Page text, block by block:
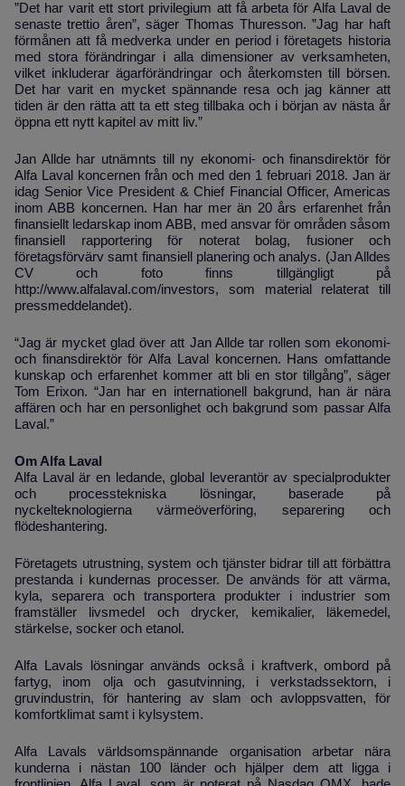
”Det har varit ett stort privilegium att få arbeta för Alfa Laval de
senaste trettio åren”, säger Thomas Thuresson. ”Jag har haft
förmånen att få medverka under en period i företagets historia
med stora förändringar i alla dimensioner av verksamheten,
vilket inkluderar ägarförändringar och återkomsten till börsen.
Det har varit en mycket spännande resa och jag känner att
tiden är den rätta att ta ett steg tillbaka och i början av nästa år
öppna ett nytt kapitel av mitt liv.”
Jan Allde har utnämnts till ny ekonomi- och finansdirektör för
Alfa Laval koncernen från och med den 1 februari 2018. Jan är
idag Senior Vice President & Chief Financial Officer, Americas
inom ABB koncernen. Han har mer än 20 års erfarenhet från
finansiellt ledarskap inom ABB, med ansvar för områden såsom
finansiell rapportering för noterat bolag, fusioner och
företagsförvärv samt finansiell planering och analys. (Jan Alldes
CV och foto finns tillgängligt på
http://www.alfalaval.com/investors, som material relaterat till
pressmeddelandet).
“Jag är mycket glad över att Jan Allde tar rollen som ekonomi-
och finansdirektör för Alfa Laval koncernen. Hans omfattande
kunskap och erfarenhet kommer att bli en stor tillgång”, säger
Tom Erixon. “Jan har en internationell bakgrund, han är nära
affären och har en personlighet och bakgrund som passar Alfa
Laval.”
Om Alfa Laval
Alfa Laval är en ledande,global leverantör av specialprodukter
och processtekniska lösningar, baserade på
nyckelteknologierna värmeöverföring, separering och
flödeshantering.
Företagets utrustning, system och tjänster bidrar till att förbättra
prestanda i kundernas processer. De används för att värma,
kyla, separera och transportera produkter i industrier som
framställer livsmedel och drycker, kemikalier, läkemedel,
stärkelse, socker och etanol.
Alfa Lavals lösningar används också i kraftverk, ombord på
fartyg, inom olja och gasutvinning, i verkstadssektorn, i
gruvindustrin, för hantering av slam och avloppsvatten, för
komfortklimat samt i kylsystem.
Alfa Lavals världsomspännande organisation arbetar nära
kunderna i nästan 100 länder och hjälper dem att ligga i